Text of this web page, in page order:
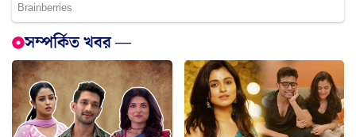
সম্পর্কিত খবর —